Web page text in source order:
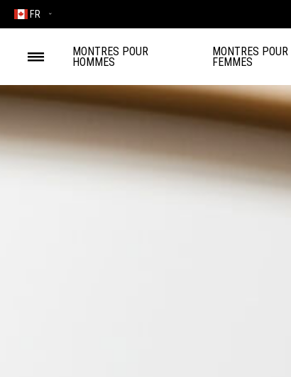
FR
MONTRES POUR
HOMMES
MONTRES POUR
FEMMES